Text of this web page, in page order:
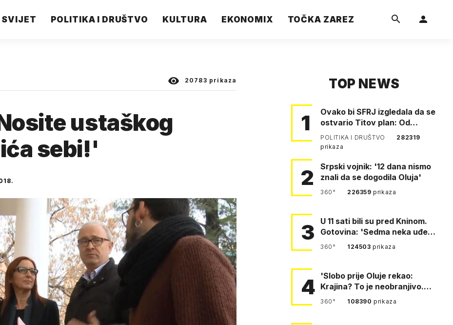
SVIJET POLITIKA I DRUŠTVO KULTURA EKONOMIX TOČKA ZAREZ
20783 prikaza
ustaškog
sebi!'
TOP NEWS
1
Ovako bi SFRJ izgledala da se
ostvario Titov plan: Od
Klagenfurta do Istanbula!
POLITIKA I DRUŠTVO
282319
prikaza
2
Srpski vojnik: '12 dana nismo
znali da se dogodila Oluja'
360° 226359prikaza
3
U 11 sati bili su pred Kninom.
Gotovina: 'Sedma neka uđe,
4. gardijska neka g…
360° 124503prikaza
4
'Slobo prije Oluje rekao:
Krajina? To je neobranjivo.
Tuđmana zvao Krivousti'
360° 108390prikaza